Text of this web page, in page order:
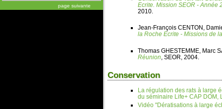
page suivante
Ecrite. Mission SEOR - Année
2010.
Jean-François CENTON,
la Roche Ecrite - Missions de
Thomas GHESTEMME, Marc
Réunion, SEOR, 2004.
Conservation
La régulation des rats à large
du séminaire Life+ CAP DOM,
Vidéo "Dératisations à large